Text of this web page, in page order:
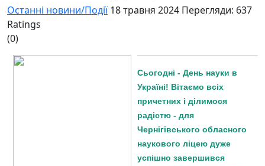
Останні новини/Події 18 травня 2024 Перегляди: 637
Ratings
(0)
Сьогодні - День науки в
Україні! Вітаємо всіх
причетних і ділимося
радістю - для
Чернігівського обласного
наукового ліцею дуже
успішно завершився